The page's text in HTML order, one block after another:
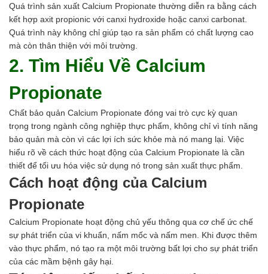
Muối
Kim loại màu
Oxit kim loại
HÓA CHẤT THÍ NGHIỆM
Hóa chất thí nghiệm
HÓA CHẤT NÔNG NGHIỆP
Nguyên liệu phân bón
Chế phẩm sinh học
Nguyên liệu chăn nuôi
HÓA CHẤT XÂY DỰNG
Chống thấm sika
Silicone Dow Corning
Silicone KCC
Silicone Apollo
Silicone Kingbond
Silicone Shinetsu
Keo Silicone
Hóa chất khác
Giới Thiệu
Quá trình sản xuất Calcium Propionate thường diễn ra bằng cách
kết hợp axit propionic với canxi hydroxide hoặc canxi carbonat.
Quá trình này không chỉ giúp tạo ra sản phẩm có chất lượng cao
mà còn thân thiện với môi trường.
2. Tìm Hiểu Về Calcium
Propionate
Chất bảo quản Calcium Propionate đóng vai trò cực kỳ quan
trọng trong ngành công nghiệp thực phẩm, không chỉ vì tính năng
bảo quản mà còn vì các lợi ích sức khỏe mà nó mang lại. Việc
hiểu rõ về cách thức hoạt động của Calcium Propionate là cần
thiết để tối ưu hóa việc sử dụng nó trong sản xuất thực phẩm.
Cách hoạt động của Calcium
Propionate
Calcium Propionate hoạt động chủ yếu thông qua cơ chế ức chế
sự phát triển của vi khuẩn, nấm mốc và nấm men. Khi được thêm
vào thực phẩm, nó tạo ra một môi trường bất lợi cho sự phát triển
của các mầm bệnh gây hại.